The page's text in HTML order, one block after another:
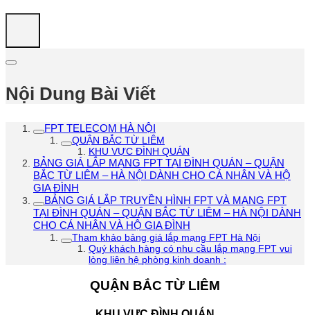
Nội Dung Bài Viết
FPT TELECOM HÀ NỘI
QUẬN BẮC TỪ LIÊM
KHU VỰC ĐÌNH QUÁN
BẢNG GIÁ LẮP MẠNG FPT TẠI ĐÌNH QUÁN – QUẬN
BẮC TỪ LIÊM – HÀ NỘI DÀNH CHO CÁ NHÂN VÀ HỘ
GIA ĐÌNH
BẢNG GIÁ LẮP TRUYỀN HÌNH FPT VÀ MẠNG FPT
TẠI ĐÌNH QUÁN – QUẬN BẮC TỪ LIÊM – HÀ NỘI DÀNH
CHO CÁ NHÂN VÀ HỘ GIA ĐÌNH
Tham khảo bảng giá lắp mạng FPT Hà Nội
Quý khách hàng có nhu cầu lắp mạng FPT vui
lòng liên hệ phòng kinh doanh :
QUẬN BẮC TỪ LIÊM